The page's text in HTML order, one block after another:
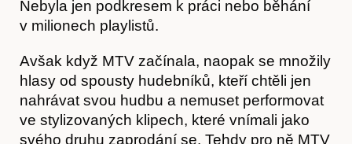
Nebyla jen podkresem k práci nebo běhání
v milionech playlistů.
Avšak když MTV začínala, naopak se množily
hlasy od spousty hudebníků, kteří chtěli jen
nahrávat svou hudbu a nemuset performovat
ve stylizovaných klipech, které vnímali jako
svého druhu zaprodání se. Tehdy pro ně MTV